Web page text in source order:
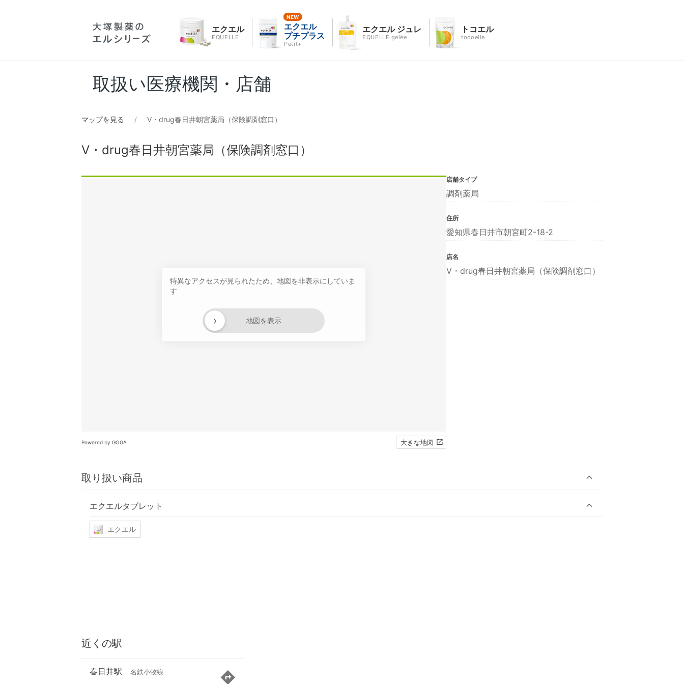
エクエル
EQUELLE
エクエル
プチプラス
Petit+
エクエル ジュレ
EQUELLE gelée
トコエル
tocoelle
取扱い医療機関・店舗
マップを見る V・drug春日井朝宮薬局（保険調剤窓口）
V・drug春日井朝宮薬局（保険調剤窓口）
特異なアクセスが見られたため、地図を非表示にしていま
す
地図を表示
›
Powered by GOGA 大きな地図
取り扱い商品
エクエルタブレット
エクエル
店舗タイプ
調剤薬局
住所
愛知県春日井市朝宮町2-18-2
店名
V・drug春日井朝宮薬局（保険調剤窓口）
近くの駅
春日井駅 名鉄小牧線